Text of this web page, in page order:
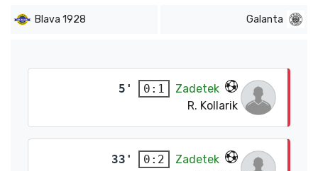
Blava 1928 Galanta
5' 0:1
Zadetek
R. Kollarik
33' 0:2
Zadetek